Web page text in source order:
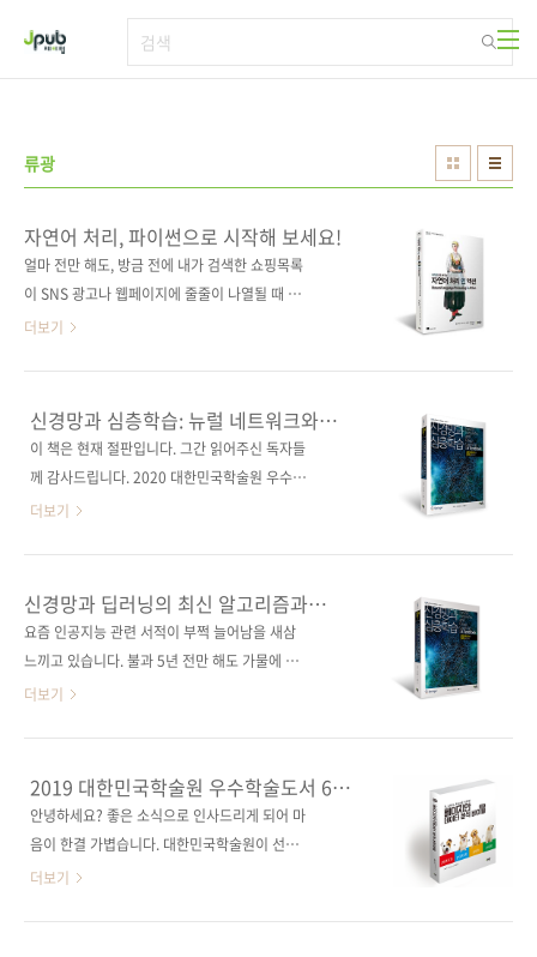
류광
자연어 처리, 파이썬으로 시작해 보세요!
얼마 전만 해도, 방금 전에 내가 검색한 쇼핑목록
이 SNS 광고나 웹페이지에 줄줄이 나열될 때 깜
짝깜짝 놀라곤 했는데요. 이제는 그런 일이 자연
고를 선택하는 데 쓰인다는 걸 익히 알고 있기 때
문인데요. 글뿐만이 아닙니다. 어떤 집의 홈 자동
화 기기는 우리가 하는 말을(심지어는 그들에게
심지어 어떤 IT 기업들은 뉴스에 대한 우리의 선
호도를 모니터링해서 우리의 관심사나 의견, 믿
이 모든 강력한 기술의 핵심부에 있는 것이 무엇
일까요? 바로, 자연어 처리(NLP)입니다. 오늘
소개할 책에서 여러분은 앞에서 언급한 기술들
의 내부 ..
더보기
신경망과 심층학습: 뉴럴 네트워크와
딥러닝 교과서
이 책은 현재 절판입니다. 그간 읽어주신 독자들
께 감사드립니다. 2020 대한민국학술원 우수학
술도서 선정! 도서구매 사이트(가나다순) [교보
구매 사이트(가나다순) [교보문고] [구글도서]
[리디북스] [알라딘] [예스24] [인터파크] 신경망
의 기초부터 고급 주제까지 체계적으로 정리한
사 Springer 원서명 Neural Networks and
Deep Learning: A Textbook(원서 ISBN:
자명 류광 출판일 2019년 9월 17일 페이지 760
쪽 시리즈 I♥A.I. 19(제이펍의 인공..
더보기
신경망과 딥러닝의 최신 알고리즘과
탄탄한 이론을 담았다.
요즘 인공지능 관련 서적이 부쩍 늘어남을 새삼
느끼고 있습니다. 불과 5년 전만 해도 가물에 콩
나듯 관련 서적이 출간되었는데, 최근에는 한 달
아지기 시작하던 시점의 모바일 서적 시장을 보
는 듯합니다. 그만큼 IT 업계에서 관심이 많은 주
제인 것 같습니다. 저희 제이펍에서도 인공지능
턴인식과 머신러닝》이나 《심층학습》 등 AI
분야의 굵직한 이론서를 비롯해 지금까지 20여
더보기
2019 대한민국학술원 우수학술도서 6종
선정
안녕하세요? 좋은 소식으로 인사드리게 되어 마
음이 한결 가볍습니다. 대한민국학술원이 선정
하는 2019년 우수학술도서에 저희 출판사에서
더보기